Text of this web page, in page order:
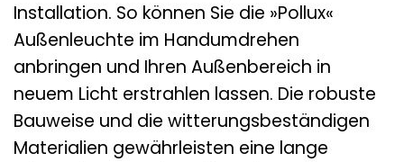
Installation. So können Sie die »Pollux«
Außenleuchte im Handumdrehen
anbringen und Ihren Außenbereich in
neuem Licht erstrahlen lassen. Die robuste
Bauweise und die witterungsbeständigen
Materialien gewährleisten eine lange